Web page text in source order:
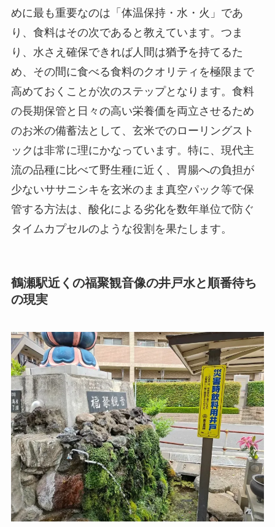
めに最も重要なのは「体温保持・水・火」であ
り、食料はその次であると教えています。つま
り、水さえ確保できれば人間は猶予を持てるた
め、その間に食べる食料のクオリティを極限まで
高めておくことが次のステップとなります。食料
の長期保管と日々の高い栄養価を両立させるため
のお米の備蓄法として、玄米でのローリングスト
ックは非常に理にかなっています。特に、現代主
流の品種に比べて野生種に近く、胃腸への負担が
少ないササニシキを玄米のまま真空パック等で保
管する方法は、酸化による劣化を数年単位で防ぐ
タイムカプセルのような役割を果たします。
鶴瀬駅近くの福聚観音像の井戸水と順番待ち
の現実